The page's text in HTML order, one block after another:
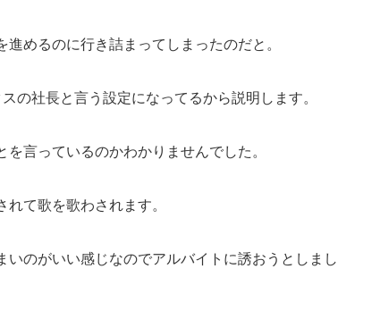
めるのに行き詰まってしまったのだと。
の社長と言う設定になってるから説明します。
言っているのかわかりませんでした。
て歌を歌わされます。
のがいい感じなのでアルバイトに誘おうとしまし